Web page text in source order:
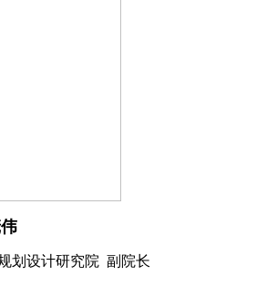
划设计研究院 副院长